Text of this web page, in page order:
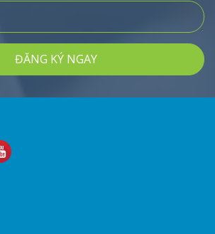
ĐĂNG KÝ NGAY